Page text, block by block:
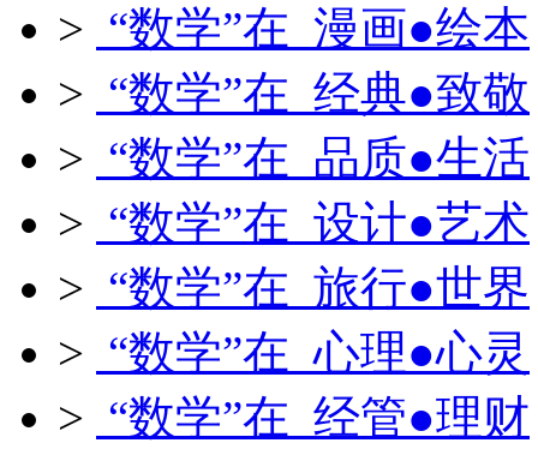
> “数学”在 漫画●绘本
> “数学”在 经典●致敬
> “数学”在 品质●生活
> “数学”在 设计●艺术
> “数学”在 旅行●世界
> “数学”在 心理●心灵
> “数学”在 经管●理财